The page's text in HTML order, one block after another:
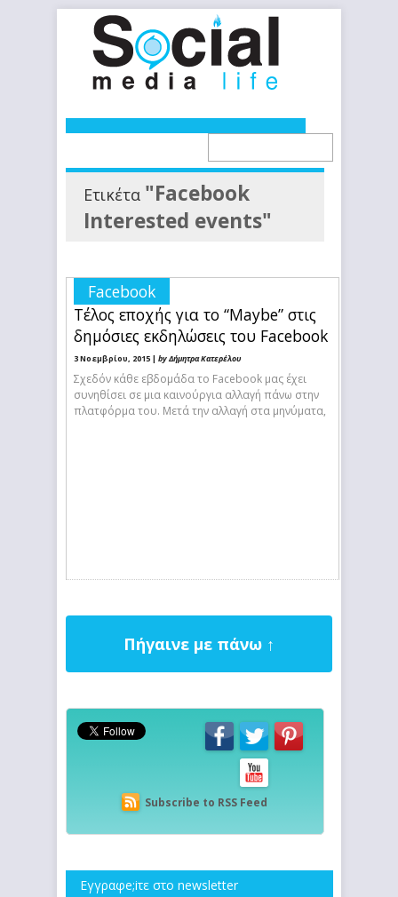
Ετικέτα "Facebook
Interested events"
Facebook
Τέλος εποχής για το “Maybe” στις
δημόσιες εκδηλώσεις του Facebook
3 Νοεμβρίου, 2015 | by Δήμητρα Κατερέλου
Σχεδόν κάθε εβδομάδα το Facebook μας έχει
συνηθίσει σε μια καινούργια αλλαγή πάνω στην
πλατφόρμα του. Μετά την αλλαγή στα μηνύματα,
Πήγαινε με πάνω ↑
Subscribe to RSS Feed
Εγγραφe;iτε στο newsletter